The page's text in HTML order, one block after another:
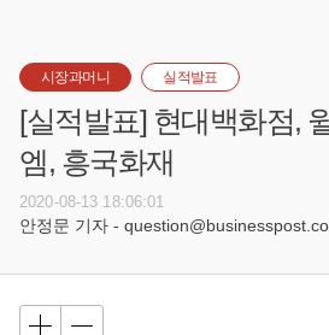
시장과머니 실적발표
[실적발표] 현대백화점,
엠, 흥국화재
2020-08-13 18:06:01
안정문 기자 -